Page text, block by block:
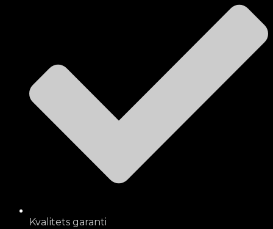
Kvalitets garanti